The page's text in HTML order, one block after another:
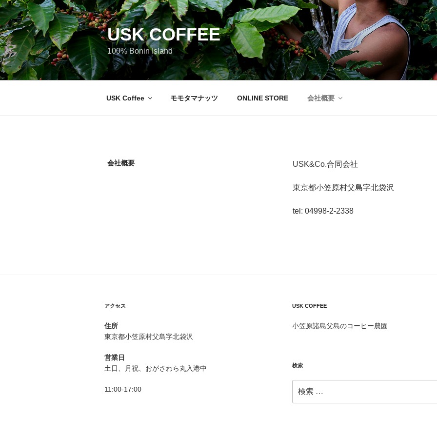
コ
ン
テ
ン
ツ
へ
ス
USK COFFEE
100% Bonin Island
USK Coffee モモタマナッツ ONLINE STORE 会社概要
会社概要 USK&Co.合同会社
東京都小笠原村父島字北袋沢
tel: 04998-2-2338
アクセス
住所
東京都小笠原村父島字北袋沢
営業日
土日、月祝、おがさわら丸入港中
11:00-17:00
USK COFFEE
小笠原諸島父島のコーヒー農園
検索
索: